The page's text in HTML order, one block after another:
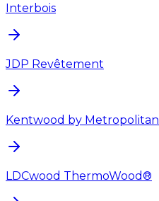
Interbois
JDP Revêtement
Kentwood by Metropolitan
LDCwood ThermoWood®